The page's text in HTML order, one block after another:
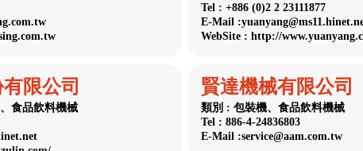
Tel : +886 (0)2 2 23111877
E-Mail
WebSite : http://
限公司
食品飲料機械
賢達機械有限公司
類別 : 包裝機、食品飲料機械
Tel : 886-4-24836803
E-Mail :service@aam.com.tw